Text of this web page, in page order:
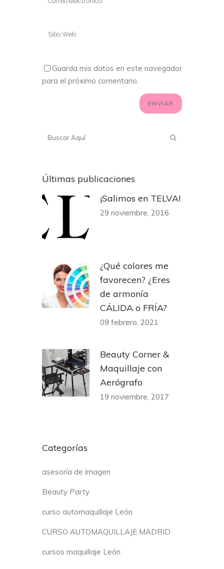
Guarda mis datos en este navegador
para el próximo comentario.
Últimas publicaciones
¡Salimos en TELVA!
29 noviembre, 2016
¿Qué colores me
favorecen? ¿Eres
de armonía
CÁLIDA o FRÍA?
09 febrero, 2021
Beauty Corner &
Maquillaje con
Aerógrafo
19 noviembre, 2017
Categorías
asesoría de imagen
Beauty Party
curso automaquillaje León
CURSO AUTOMAQUILLAJE MADRID
cursos maquillaje León